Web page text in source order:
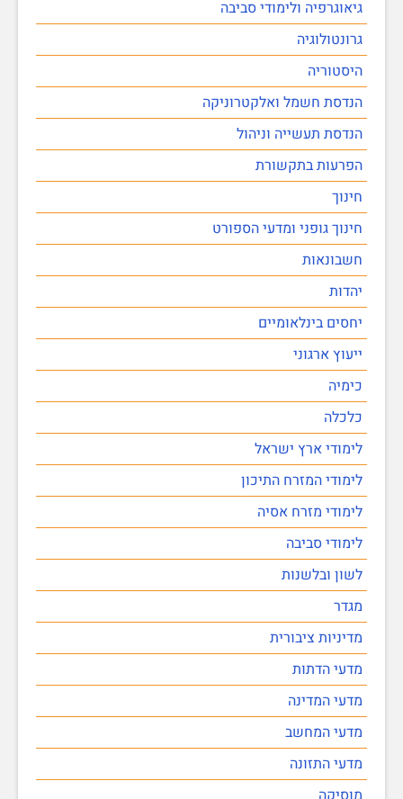
גיאוגרפיה ולימודי סביבה
גרונטולוגיה
היסטוריה
הנדסת חשמל ואלקטרוניקה
הנדסת תעשייה וניהול
הפרעות בתקשורת
חינוך
חינוך גופני ומדעי הספורט
חשבונאות
יהדות
יחסים בינלאומיים
ייעוץ ארגוני
כימיה
כלכלה
לימודי ארץ ישראל
לימודי המזרח התיכון
לימודי מזרח אסיה
לימודי סביבה
לשון ובלשנות
מגדר
מדיניות ציבורית
מדעי הדתות
מדעי המדינה
מדעי המחשב
מדעי התזונה